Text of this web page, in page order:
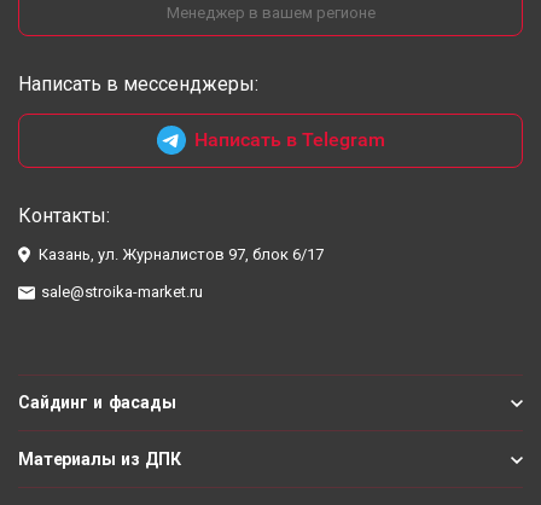
Менеджер в вашем регионе
Написать в мессенджеры:
Написать в Telegram
Контакты:
Казань, ул. Журналистов 97, блок 6/17
sale@stroika-market.ru
Сайдинг и фасады
Материалы из ДПК